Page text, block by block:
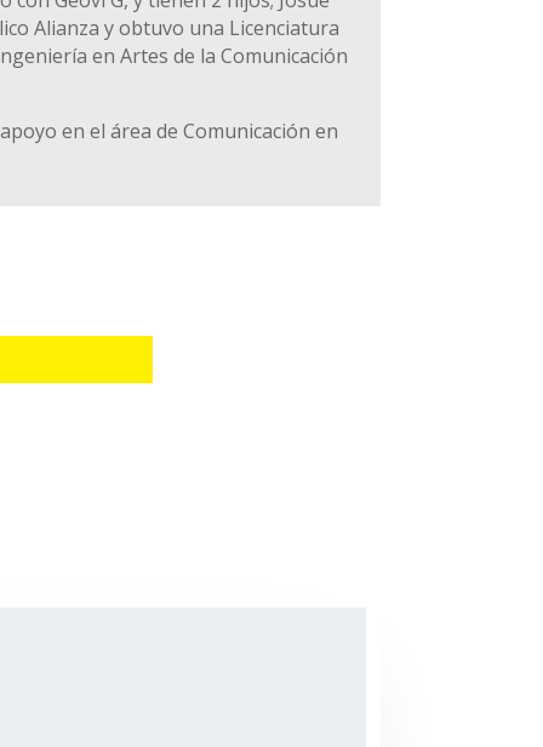
Alianza y obtuvo una Licenciatura
en Artes de la Comunicación
en el área de Comunicación en